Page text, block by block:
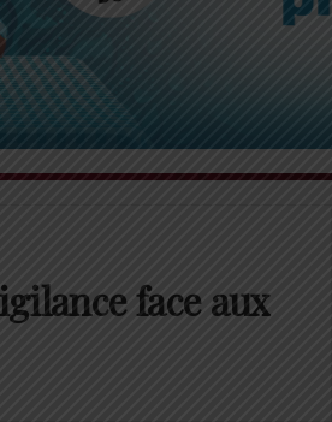
face aux